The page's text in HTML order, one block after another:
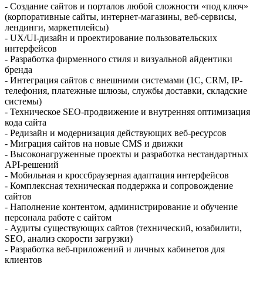
- Создание сайтов и порталов любой сложности «под ключ»
(корпоративные сайты, интернет-магазины, веб-сервисы,
лендинги, маркетплейсы)
- UX/UI-дизайн и проектирование пользовательских
интерфейсов
- Разработка фирменного стиля и визуальной айдентики
бренда
- Интеграция сайтов с внешними системами (1С, CRM, IP-
телефония, платежные шлюзы, службы доставки, складские
системы)
- Техническое SEO-продвижение и внутренняя оптимизация
кода сайта
- Редизайн и модернизация действующих веб-ресурсов
- Миграция сайтов на новые CMS и движки
- Высоконагруженные проекты и разработка нестандартных
API-решений
- Мобильная и кроссбраузерная адаптация интерфейсов
- Комплексная техническая поддержка и сопровождение
сайтов
- Наполнение контентом, администрирование и обучение
персонала работе с сайтом
- Аудиты существующих сайтов (технический, юзабилити,
SEO, анализ скорости загрузки)
- Разработка веб-приложений и личных кабинетов для
клиентов